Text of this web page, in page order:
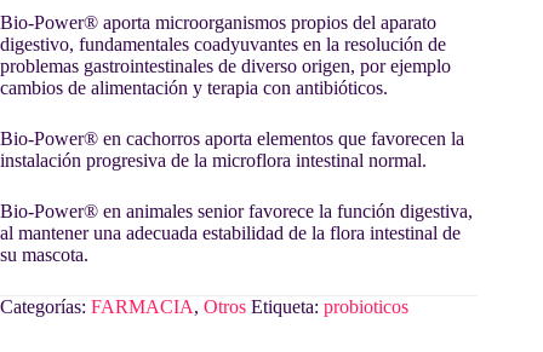
Bio-Power® aporta microorganismos propios del aparato
digestivo, fundamentales coadyuvantes en la resolución de
problemas gastrointestinales de diverso origen, por ejemplo
cambios de alimentación y terapia con antibióticos.
Bio-Power® en cachorros aporta elementos que favorecen la
instalación progresiva de la microflora intestinal normal.
Bio-Power® en animales senior favorece la función digestiva,
al mantener una adecuada estabilidad de la flora intestinal de
su mascota.
Categorías: FARMACIA, Otros Etiqueta: probioticos